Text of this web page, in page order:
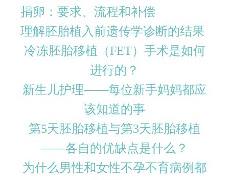
捐卵：要求、流程和补偿
理解胚胎植入前遗传学诊断的结果
冷冻胚胎移植（FET）手术是如何
进行的？
新生儿护理——每位新手妈妈都应
该知道的事
第5天胚胎移植与第3天胚胎移植
——各自的优缺点是什么？
为什么男性和女性不孕不育病例都